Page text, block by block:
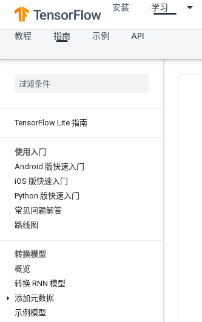
安装 学习
教程 指南 示例 API
TensorFlow Lite 指南
使用入门
Android 版快速入门
iOS 版快速入门
Python 版快速入门
常见问题解答
路线图
转换模型
概览
转换 RNN 模型
添加元数据
示例模型